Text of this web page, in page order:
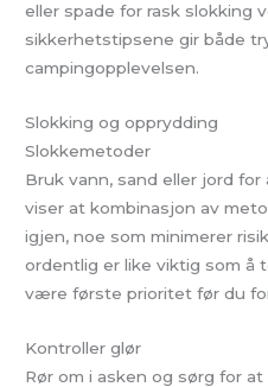
eller spade for rask slokking
sikkerhetstipsene gir både
campingopplevelsen.
Slokking og opprydding
Slokkemetoder
Bruk vann, sand eller jord
viser at kombinasjon av
igjen, noe som minimerer
ordentlig er like viktig som å
være første prioritet før du
Kontroller glør
Rør om i asken og sørg for